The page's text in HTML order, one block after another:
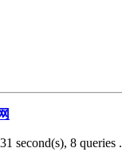
second(s), 8 queries .